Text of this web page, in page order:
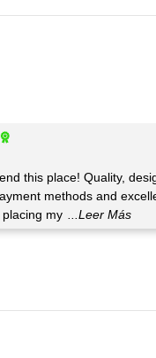
this place! Quality,
methods and
my
...Leer Más